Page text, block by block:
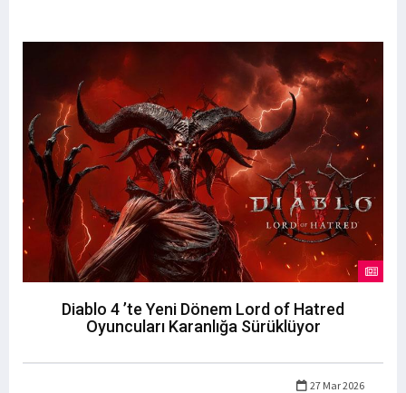
Diablo 4 ’te Yeni Dönem Lord of Hatred
Oyuncuları Karanlığa Sürüklüyor
27 Mar 2026